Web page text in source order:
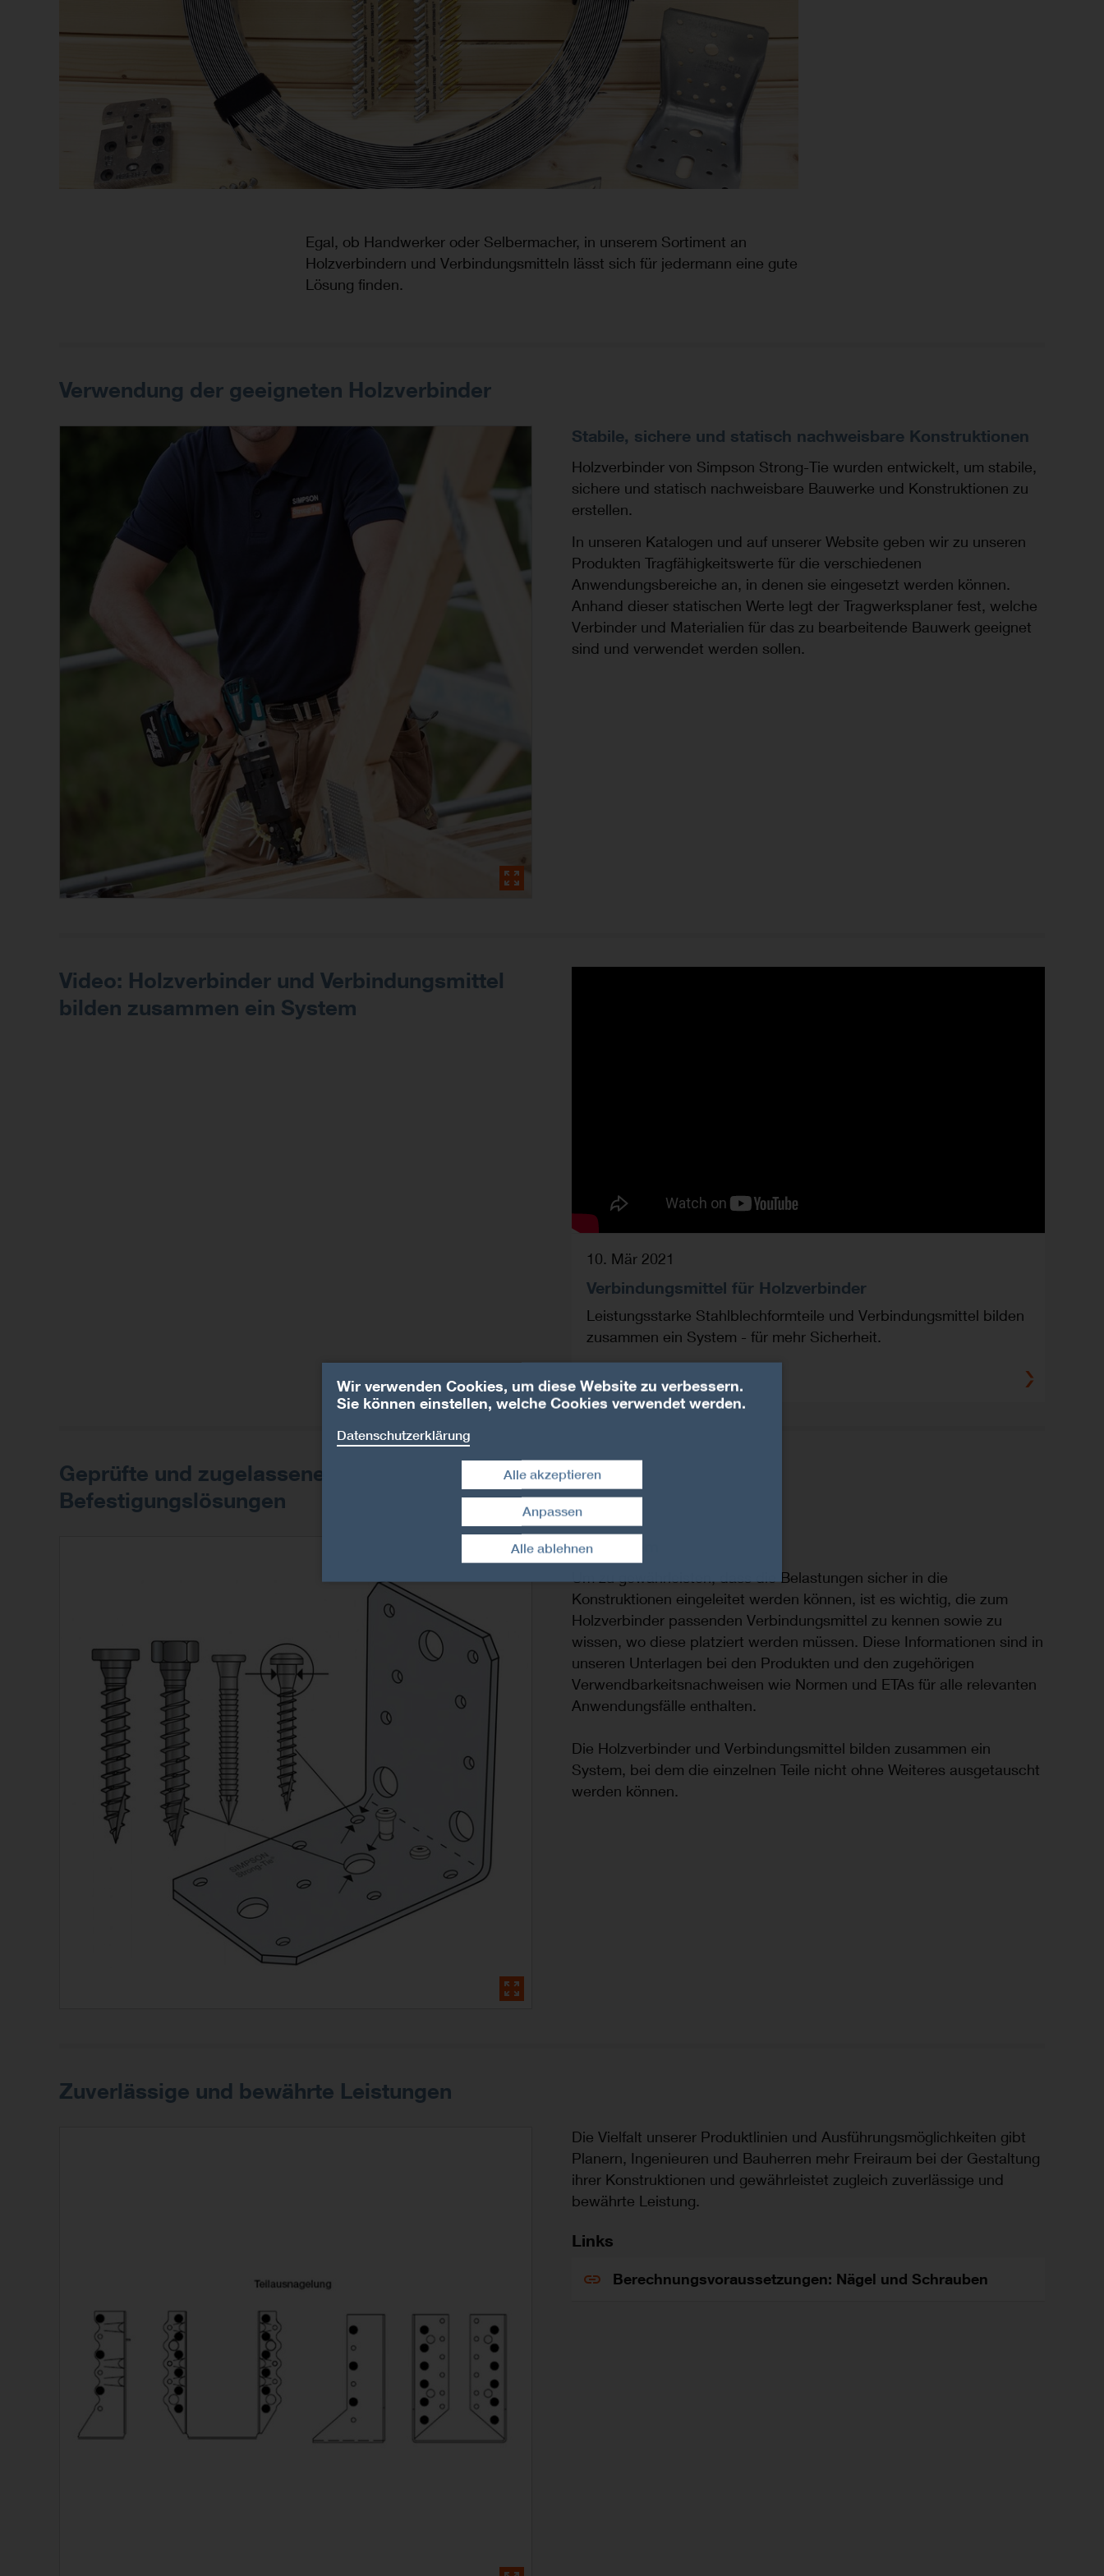
Egal, ob Handwerker oder Selbermacher, in unserem Sortiment an
Holzverbindern und Verbindungsmitteln lässt sich für jedermann eine gute
Lösung finden.
Verwendung der geeigneten Holzverbinder
Stabile, sichere und statisch nachweisbare Konstruktionen
Holzverbinder von Simpson Strong-Tie wurden entwickelt, um stabile,
sichere und statisch nachweisbare Bauwerke und Konstruktionen zu
erstellen.
In unseren Katalogen und auf unserer Website geben wir zu unseren
Produkten Tragfähigkeitswerte für die verschiedenen
Anwendungsbereiche an, in denen sie eingesetzt werden können.
Anhand dieser statischen Werte legt der Tragwerksplaner fest, welche
Verbinder und Materialien für das zu bearbeitende Bauwerk geeignet
sind und verwendet werden sollen.
Video: Holzverbinder und Verbindungsmittel
bilden zusammen ein System
10. Mär 2021
Verbindungsmittel für Holzverbinder
Leistungsstarke Stahlblechformteile und Verbindungsmittel bilden
zusammen ein System - für mehr Sicherheit.
Geprüfte und zugelassene
Befestigungslösungen
Ein System
Um zu gewährleisten, dass die Belastungen sicher in die
Konstruktionen eingeleitet werden können, ist es wichtig, die zum
Holzverbinder passenden Verbindungsmittel zu kennen sowie zu
wissen, wo diese platziert werden müssen. Diese Informationen sind in
unseren Unterlagen bei den Produkten und den zugehörigen
Verwendbarkeitsnachweisen wie Normen und ETAs für alle relevanten
Anwendungsfälle enthalten.
Die Holzverbinder und Verbindungsmittel bilden zusammen ein
System, bei dem die einzelnen Teile nicht ohne Weiteres ausgetauscht
werden können.
Zuverlässige und bewährte Leistungen
Die Vielfalt unserer Produktlinien und Ausführungsmöglichkeiten gibt
Planern, Ingenieuren und Bauherren mehr Freiraum bei der Gestaltung
ihrer Konstruktionen und gewährleistet zugleich zuverlässige und
bewährte Leistung.
Links
Berechnungsvoraussetzungen: Nägel und Schrauben
Wir verwenden Cookies, um diese Website zu verbessern.
Sie können einstellen, welche Cookies verwendet werden.
Datenschutzerklärung
Alle ablehnen
Alle akzeptieren
Zustimmung widerrufen
Anpassen